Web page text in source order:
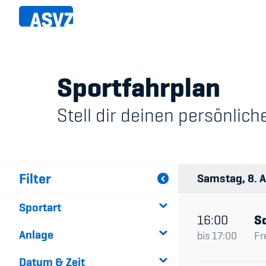
Skip
Sportfahrplan
Sportarten
Events
ASVZ@home
Sportfahrplan
Stell dir deinen
Filter
Sportart
Anlage
Datum & Zeit
Samstag 8
16:00
bis 17:00